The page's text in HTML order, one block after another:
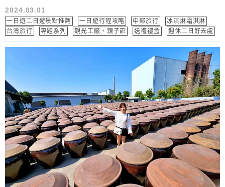
2024.03.01
一日遊二日遊景點推薦 一日遊行程攻略 中部旅行
冰淇淋霜淇淋
台灣旅行
專題系列 觀光工廠、親子館 送禮禮盒 週休二日好去處